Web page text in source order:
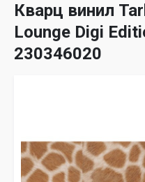
Кварц винил
Lounge Digi
230346020